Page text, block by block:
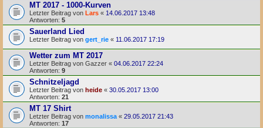
MT 2017 - 1000-Kurven
Letzter Beitrag von Lars « 14.06.2017 13:48
Antworten: 5
Sauerland Lied
Letzter Beitrag von gert_rie « 11.06.2017 17:19
Wetter zum MT 2017
Letzter Beitrag von Gazzer « 04.06.2017 22:24
Antworten: 9
Schnitzeljagd
Letzter Beitrag von heide « 30.05.2017 13:00
Antworten: 21
MT 17 Shirt
Letzter Beitrag von monalissa « 29.05.2017 21:43
Antworten: 17